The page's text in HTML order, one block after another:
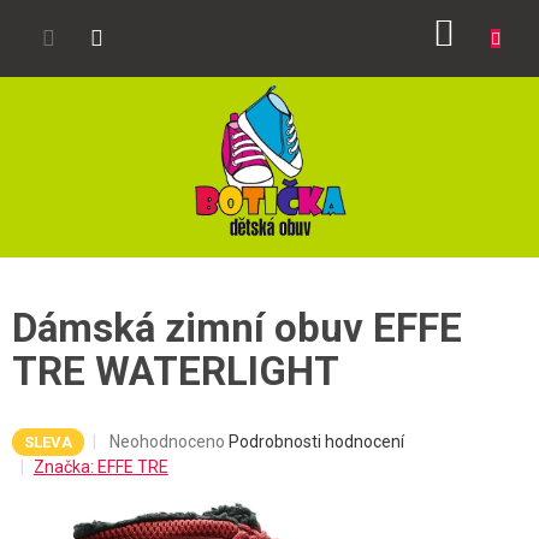
Dámská zimní obuv EFFE
TRE WATERLIGHT
SLEVA
Průměrné
hodnocení
0,0
Neohodnoceno Podrobnosti hodnocení
Značka: EFFE TRE